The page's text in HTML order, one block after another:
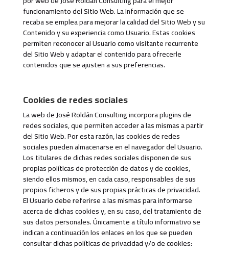
funcionamiento del Sitio Web. La información que se
recaba se emplea para mejorar la calidad del Sitio Web y su
Contenido y su experiencia como Usuario. Estas cookies
permiten reconocer al Usuario como visitante recurrente
del Sitio Web y adaptar el contenido para ofrecerle
contenidos que se ajusten a sus preferencias.
Cookies de redes sociales
La web de José Roldán Consulting incorpora plugins de
redes sociales, que permiten acceder a las mismas a partir
del Sitio Web. Por esta razón, las cookies de redes
sociales pueden almacenarse en el navegador del Usuario.
Los titulares de dichas redes sociales disponen de sus
propias políticas de protección de datos y de cookies,
siendo ellos mismos, en cada caso, responsables de sus
propios ficheros y de sus propias prácticas de privacidad.
El Usuario debe referirse a las mismas para informarse
acerca de dichas cookies y, en su caso, del tratamiento de
sus datos personales. Únicamente a título informativo se
indican a continuación los enlaces en los que se pueden
consultar dichas políticas de privacidad y/o de cookies: